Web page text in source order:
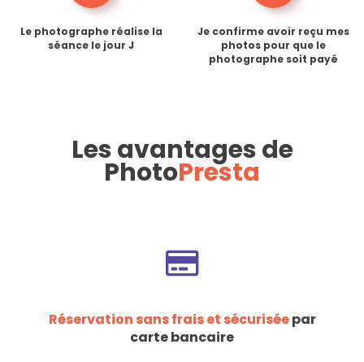
Le photographe réalise la
séance le jour J
Je confirme avoir reçu mes
photos pour que le
photographe soit payé
Les avantages de
PhotoPresta
Réservation sans frais et sécuriséepar
carte bancaire